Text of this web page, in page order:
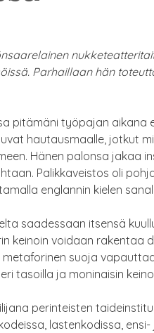
Parhaillaan hän
pitämäni työpajan aikana
hautausmaalle, jotkut
Hänen palonsa jakaa
Palikkaveistos oli
englannin kielen
saadessaan itsensä
keinoin voidaan rakentaa
metaforinen suoja
tasoilla ja moninaisin
perinteisten
lastenkodissa,